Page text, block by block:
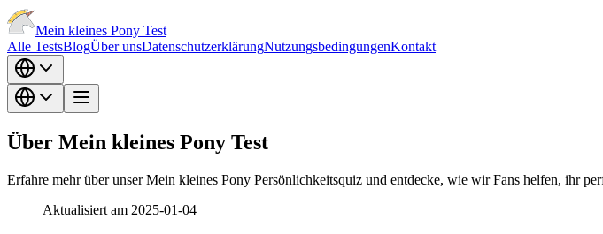
Mein kleines Pony Test
Alle TestsBlogÜber unsDatenschutzerklärungNutzungsbedingungenKontakt
Über Mein kleines Pony Test
Erfahre mehr über unser Mein kleines Pony Persönlichkeitsquiz und entdecke, wie wir Fans helfen, ihr
Aktualisiert am 2025-01-04